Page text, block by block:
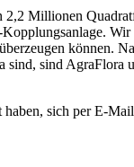
Millionen
können.
sind
sich per E-